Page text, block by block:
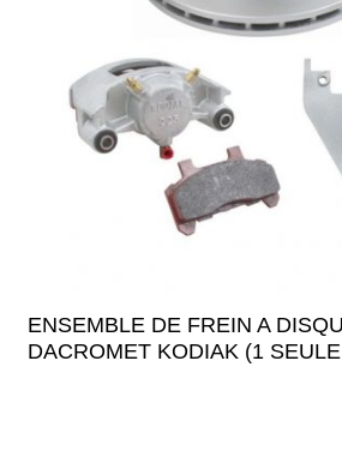
ENSEMBLE DE FREIN A
DACROMET KODIAK (1